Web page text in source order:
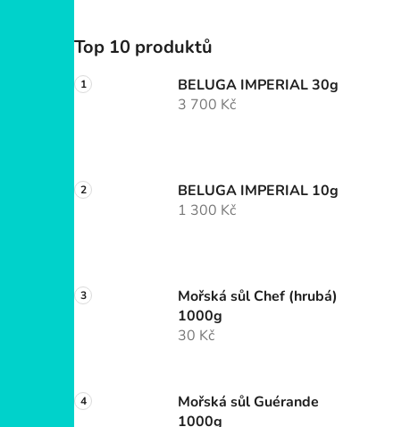
Top 10 produktů
BELUGA IMPERIAL 30g
3 700 Kč
BELUGA IMPERIAL 10g
1 300 Kč
Mořská sůl Chef (hrubá)
1000g
30 Kč
Mořská sůl Guérande
1000g